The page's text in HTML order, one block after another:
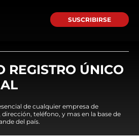
SUSCRIBIRSE
REGISTRO ÚNICO
de cualquier empresa de
teléfono, y mas en la base de
del país.